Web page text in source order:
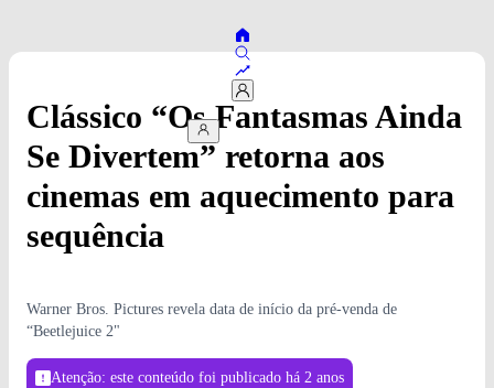
Clássico “Os Fantasmas Ainda
Se Divertem” retorna aos
cinemas em aquecimento para
sequência
Warner Bros. Pictures revela data de início da pré-venda de
“Beetlejuice 2"
Atenção: este conteúdo foi publicado há 2 anos